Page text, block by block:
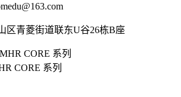
区青菱街道联东U谷26栋B座
CORE 系列